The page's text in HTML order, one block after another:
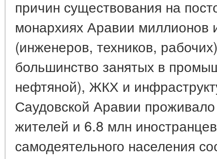
причин существования на
монархиях Аравии миллионов
(инженеров, техников,
большинство занятых в
нефтяной), ЖКХ и
Саудовской Аравии
жителей и 6.8 млн
самодеятельного населения